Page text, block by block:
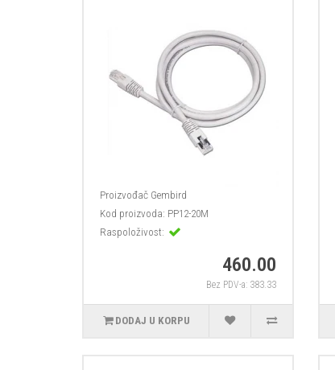
Proizvođač Gembird
Kod proizvoda: PP12-20M
Raspoloživost:
460.00
Bez PDV-a: 383.33
DODAJ U KORPU